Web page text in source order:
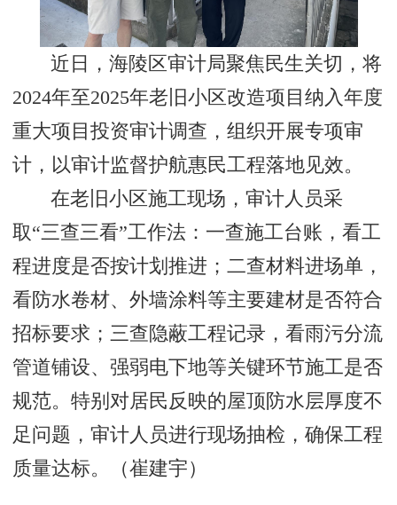
近日，海陵区审计局聚焦民生关切，将
2024年至2025年老旧小区改造项目纳入年度
重大项目投资审计调查，组织开展专项审
计，以审计监督护航惠民工程落地见效。
在老旧小区施工现场，审计人员采
取“三查三看”工作法：一查施工台账，看工
程进度是否按计划推进；二查材料进场单，
看防水卷材、外墙涂料等主要建材是否符合
招标要求；三查隐蔽工程记录，看雨污分流
管道铺设、强弱电下地等关键环节施工是否
规范。特别对居民反映的屋顶防水层厚度不
足问题，审计人员进行现场抽检，确保工程
质量达标。（崔建宇）